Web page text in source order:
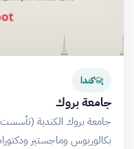
كندا
جامعة بروك
بكالوريوس وماجستير